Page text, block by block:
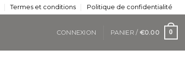
Termes et conditions Politique de confidentialité
CONNEXION PANIER / €0.00 0